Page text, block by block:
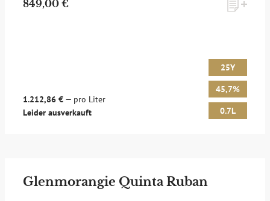
849,00 €
1.212,86 € — pro Liter
Leider ausverkauft
25Y
45,7%
0.7L
Glenmorangie Quinta Ruban